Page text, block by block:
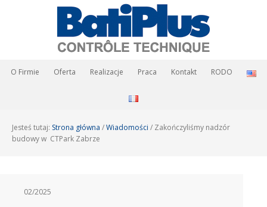
O Firmie Oferta Realizacje Praca Kontakt RODO
Jesteś tutaj: Strona główna /Wiadomości / Zakończyliśmy nadzór
budowy w CTPark Zabrze
02/2025